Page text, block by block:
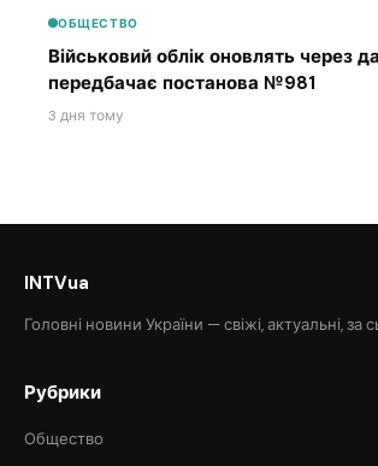
ОБЩЕСТВО
Військовий облік оновлять через
передбачає постанова №981
3 дня тому
INTVua
Головні новини України — свіжі, актуальні, за
Рубрики
Общество